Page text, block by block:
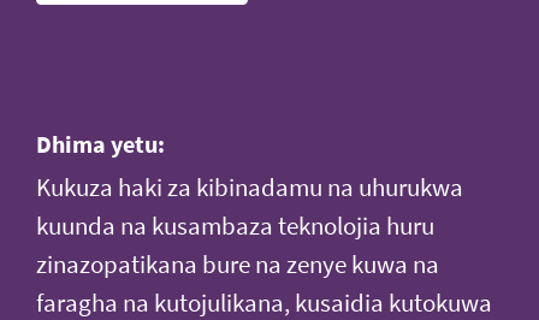
Dhima yetu:
Kukuza haki za kibinadamu na uhurukwa
kuunda na kusambaza teknolojia huru
zinazopatikana bure na zenye kuwa na
faragha na kutojulikana, kusaidia kutokuwa